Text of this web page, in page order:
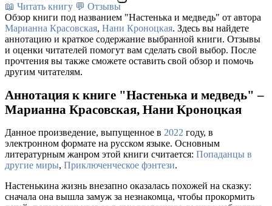
📖 Читать книгу 💬 Отзывы
Обзор книги под названием "Настенька и медведь" от автора
Марианна Красовская, Нани Кроноцкая. Здесь вы найдете
аннотацию и краткое содержание выбранной книги. Отзывы
и оценки читателей помогут вам сделать свой выбор. После
прочтения вы также сможете оставить свой обзор и помочь
другим читателям.
Аннотация к книге "Настенька и медведь" –
Марианна Красовская, Нани Кроноцкая
Данное произведение, выпущенное в 2022 году, в
электронном формате на русском языке. Основным
литературным жанром этой книги считается: Попаданцы в
другие миры, Приключенческое фэнтези.
Настенькина жизнь внезапно оказалась похожей на сказку:
сначала она вышла замуж за незнакомца, чтобы прокормить